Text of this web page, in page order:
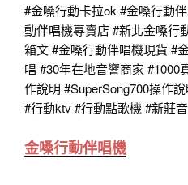
#金嗓行動卡拉ok #金嗓行動
動伴唱機專賣店#新北金嗓行
箱文#金嗓行動伴唱機現貨 #
唱 #30年在地音響商家 #1000
作說明 #SuperSong700操作
#行動ktv#行動點歌機 #新莊
金嗓行動伴唱機